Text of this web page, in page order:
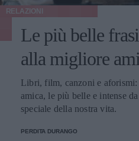
RELAZIONI
Le più belle
alla migliore
Libri, film, canzoni e
amica, le più belle e intense
speciale della nostra vita.
PERDITA DURANGO